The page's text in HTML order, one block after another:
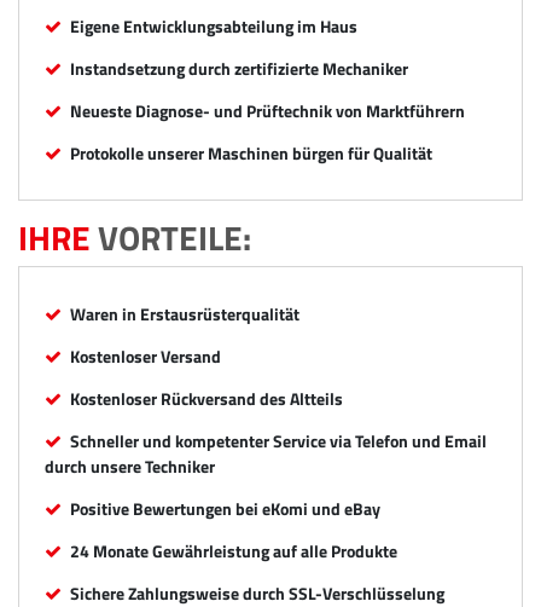
Eigene Entwicklungsabteilung im Haus
Instandsetzung durch zertifizierte Mechaniker
Neueste Diagnose- und Prüftechnik von Marktführern
Protokolle unserer Maschinen bürgen für Qualität
IHREVORTEILE:
Waren in Erstausrüsterqualität
Kostenloser Versand
Kostenloser Rückversand des Altteils
Schneller und kompetenter Service via Telefon und Email
durch unsere Techniker
Positive Bewertungen bei eKomi und eBay
24 Monate Gewährleistung auf alle Produkte
Sichere Zahlungsweise durch SSL-Verschlüsselung